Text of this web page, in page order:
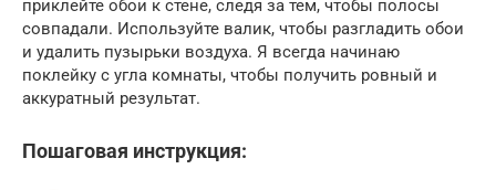
приклейте обои к стене, следя за тем, чтобы полосы
совпадали. Используйте валик, чтобы разгладить обои
и удалить пузырьки воздуха. Я всегда начинаю
поклейку с угла комнаты, чтобы получить ровный и
аккуратный результат.
Пошаговая инструкция: